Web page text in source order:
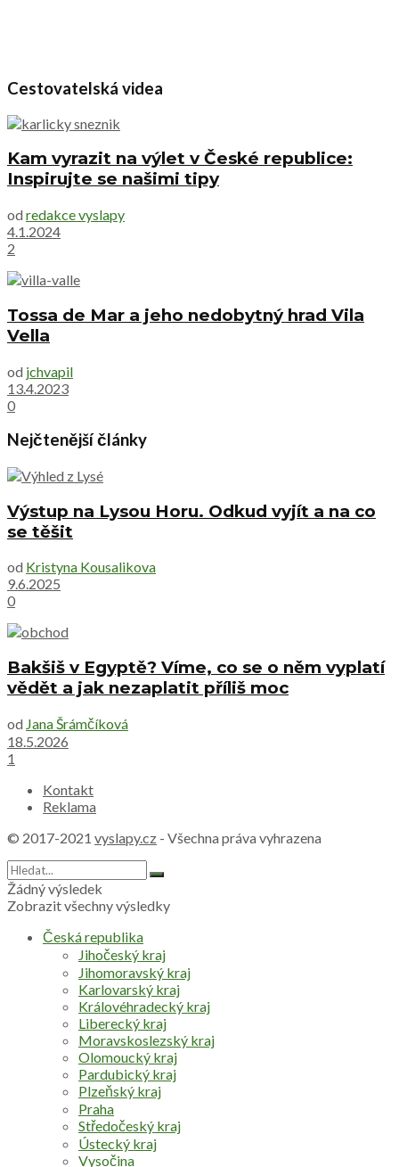
Cestovatelská videa
Kam vyrazit na výlet v České republice:
Inspirujte se našimi tipy
od redakce vyslapy
4.1.2024
2
Tossa de Mar a jeho nedobytný hrad Vila
Vella
od jchvapil
13.4.2023
0
Nejčtenější články
Výstup na Lysou Horu. Odkud vyjít a na co
se těšit
od Kristyna Kousalikova
9.6.2025
0
Bakšiš v Egyptě? Víme, co se o něm vyplatí
vědět a jak nezaplatit příliš moc
od Jana Šrámčíková
18.5.2026
1
Kontakt
Reklama
© 2017-2021 vyslapy.cz - Všechna práva vyhrazena
Žádný výsledek
Zobrazit všechny výsledky
Česká republika
Jihočeský kraj
Jihomoravský kraj
Karlovarský kraj
Královéhradecký kraj
Liberecký kraj
Moravskoslezský kraj
Olomoucký kraj
Pardubický kraj
Plzeňský kraj
Praha
Středočeský kraj
Ústecký kraj
Vysočina